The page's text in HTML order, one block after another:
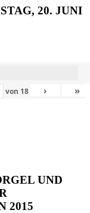
20. JUNI
von 18 › »
UND
2015